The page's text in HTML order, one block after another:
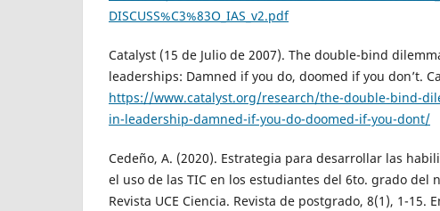
DISCUSS%C3%83O_IAS_v2.pdf
Catalyst (15 de Julio de 2007). The double-bind
leaderships: Damned if you do, doomed if you don’t.
https://www.catalyst.org/research/the-double-bind-
in-leadership-damned-if-you-do-doomed-if-you-dont/
Cedeño, A. (2020). Estrategia para desarrollar las
el uso de las TIC en los estudiantes del 6to. grado del
Revista UCE Ciencia. Revista de postgrado, 8(1), 1-15.